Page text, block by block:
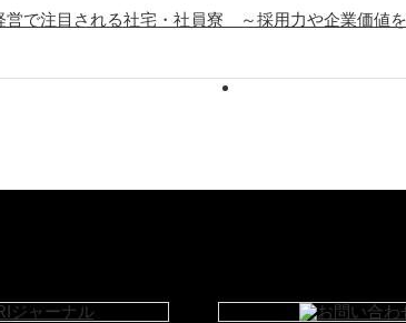
で注目される社宅・社員寮 ～採用力や企業価値